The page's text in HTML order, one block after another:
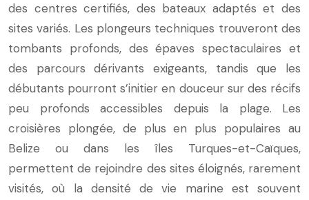
des centres certifiés, des bateaux adaptés et des
sites variés. Les plongeurs techniques trouveront des
tombants profonds, des épaves spectaculaires et
des parcours dérivants exigeants, tandis que les
débutants pourront s’initier en douceur sur des récifs
peu profonds accessibles depuis la plage. Les
croisières plongée, de plus en plus populaires au
Belize ou dans les îles Turques-et-Caïques,
permettent de rejoindre des sites éloignés, rarement
visités, où la densité de vie marine est souvent